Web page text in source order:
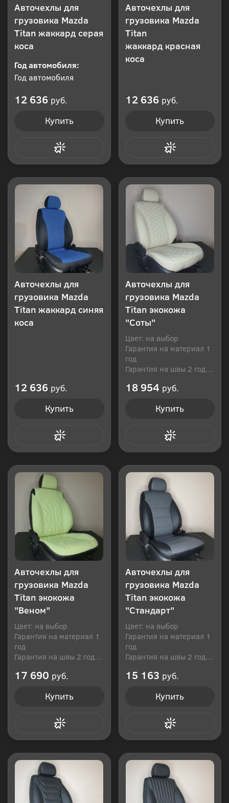
Авточехлы для
грузовика Mazda
Titan жаккард серая
коса
Год автомобиля:
Год автомобиля
12 636 руб.
Купить
Авточехлы для
грузовика Mazda
Titan
жаккард красная
коса
12 636 руб.
Купить
Авточехлы для
грузовика Mazda
Titan жаккард синяя
коса
12 636 руб.
Купить
Авточехлы для
грузовика Mazda
Titan экокожа
"Соты"
Цвет: на выбор
Гарантия на материал 1
год
Гарантия на швы 2 года
18 954 руб.
Купить
Авточехлы для
грузовика Mazda
Titan экокожа
"Веном"
Цвет: на выбор
Гарантия на материал 1
год
Гарантия на швы 2 года
17 690 руб.
Купить
Авточехлы для
грузовика Mazda
Titan экокожа
"Стандарт"
Цвет: на выбор
Гарантия на материал 1
год
Гарантия на швы 2 года
15 163 руб.
Купить